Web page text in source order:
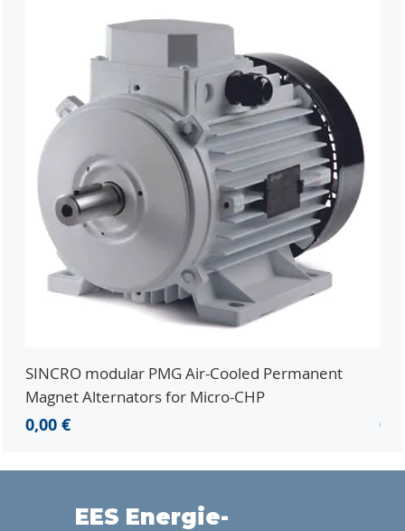
SINCRO modular PMG Air-Cooled Permanent
Magnet Alternators for Micro-CHP
Prezzo
0,00 €
EES Energie-